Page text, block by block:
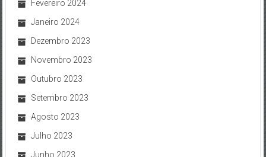
Fevereiro 2024
Janeiro 2024
Dezembro 2023
Novembro 2023
Outubro 2023
Setembro 2023
Agosto 2023
Julho 2023
Junho 2023